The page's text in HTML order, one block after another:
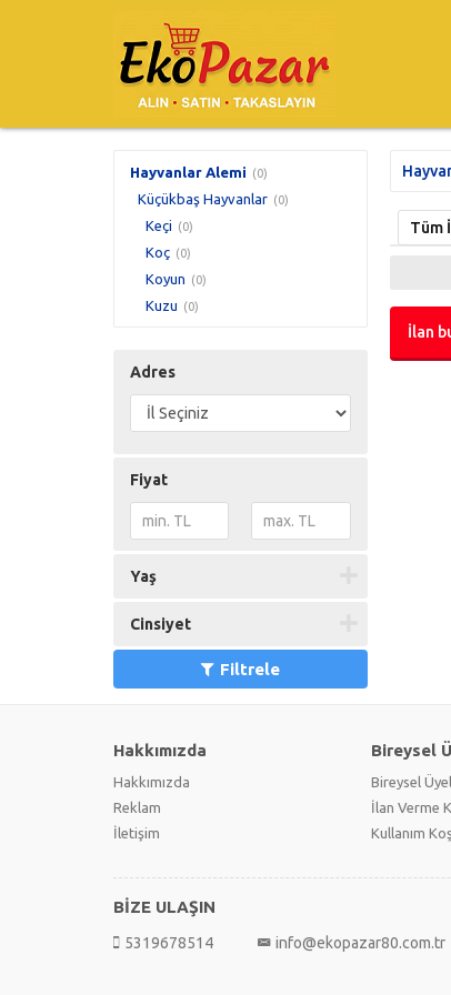
Hayvanlar Alemi (0)
Küçükbaş Hayvanlar (0)
Keçi (0)
Koç (0)
Koyun (0)
Kuzu (0)
Adres
Fiyat
Yaş
Cinsiyet
Filtrele
Tüm
İlan
Hakkımızda
Hakkımızda
Reklam
İletişim
Bireysel
Bireysel
İlan Verme
Kullanım
BİZE ULAŞIN
5319678514 info@ekopazar80.com.tr